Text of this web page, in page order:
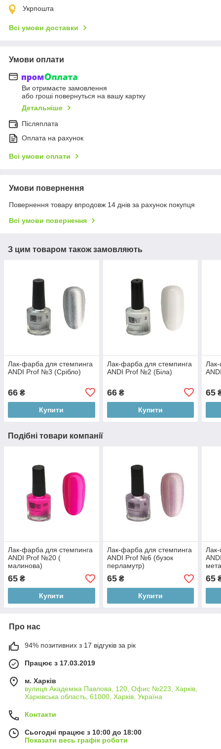
Укрпошта
Всі умови доставки
Умови оплати
Ви отримаєте замовлення
або гроші повернуться на вашу картку
Детальніше
Післяплата
Оплата на рахунок
Всі умови оплати
Умови повернення
Повернення товару впродовж 14 днів за рахунок покупця
Всі умови повернення
З цим товаром також замовляють
Лак-фарба для стемпинга
ANDI Prof №3 (Срібло)
66 ₴
Купити
Лак-фарба для стемпинга
ANDI Prof №2 (Біла)
66₴
Купити
65
Подібні товари компанії
Лак-фарба для стемпинга
ANDI Prof №20 (
малинова)
65 ₴
Купити
Лак-фарба для стемпинга
ANDI Prof №6 (бузок
перламутр)
65₴
Купити
65
Про нас
94% позитивних з 17 відгуків за рік
Працює з 17.03.2019
м. Харків
вулиця Академіка Павлова, 120, Офис №223, Харків,
Харківська область, 61000, Харків, Україна
Контакти
Сьогодні працює з 10:00 до 18:00
Показати весь графік роботи